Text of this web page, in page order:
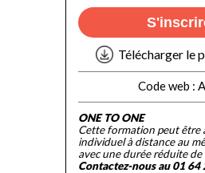
Télécharger le
Code web :
ONE TO ONE
Cette formation peut être
individuel à distance au
avec une durée réduite de
Contactez-nous au 01 64